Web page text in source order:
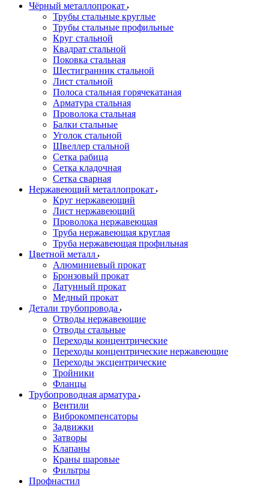
Чёрный металлопрокат
Трубы стальные круглые
Трубы стальные профильные
Круг стальной
Квадрат стальной
Поковка стальная
Шестигранник стальной
Лист стальной
Полоса стальная горячекатаная
Арматура стальная
Проволока стальная
Балки стальные
Уголок стальной
Швеллер стальной
Сетка рабица
Сетка кладочная
Сетка сварная
Нержавеющий металлопрокат
Круг нержавеющий
Лист нержавеющий
Проволока нержавеющая
Труба нержавеющая круглая
Труба нержавеющая профильная
Цветной металл
Алюминиевый прокат
Бронзовый прокат
Латунный прокат
Медный прокат
Детали трубопровода
Отводы нержавеющие
Отводы стальные
Переходы концентрические
Переходы концентрические нержавеющие
Переходы эксцентрические
Тройники
Фланцы
Трубопроводная арматура
Вентили
Виброкомпенсаторы
Задвижки
Затворы
Клапаны
Краны шаровые
Фильтры
Профнастил